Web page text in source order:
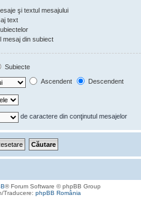
şi textul mesajului
text
mesaj din subiect
Subiecte
Ascendent Descendent
de caractere din conţinutul mesajelor
® Forum Software © phpBB Group
Traducere: phpBB România